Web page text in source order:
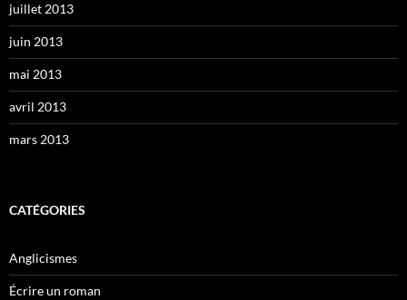
juillet 2013
juin 2013
mai 2013
avril 2013
mars 2013
CATÉGORIES
Anglicismes
Écrire un roman